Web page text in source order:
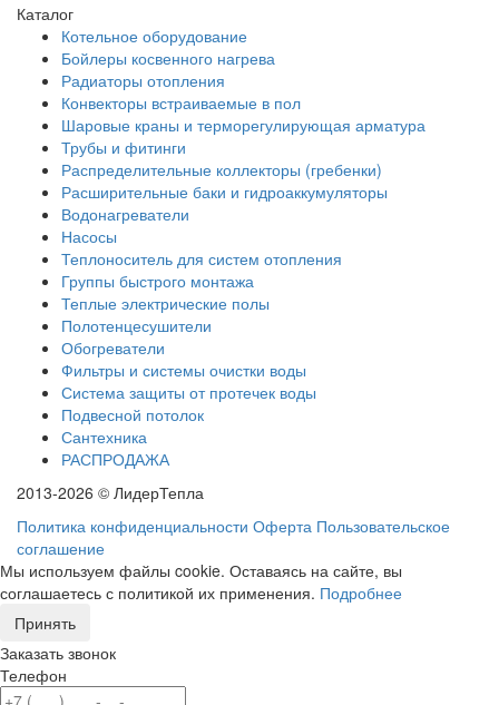
Каталог
Котельное оборудование
Бойлеры косвенного нагрева
Радиаторы отопления
Конвекторы встраиваемые в пол
Шаровые краны и терморегулирующая арматура
Трубы и фитинги
Распределительные коллекторы (гребенки)
Расширительные баки и гидроаккумуляторы
Водонагреватели
Насосы
Теплоноситель для систем отопления
Группы быстрого монтажа
Теплые электрические полы
Полотенцесушители
Обогреватели
Фильтры и системы очистки воды
Система защиты от протечек воды
Подвесной потолок
Сантехника
РАСПРОДАЖА
2013-2026 © ЛидерТепла
Политика конфиденциальности Оферта Пользовательское
соглашение
Мы используем файлы cookie. Оставаясь на сайте, вы
соглашаетесь с политикой их применения. Подробнее
Принять
Заказать звонок
Телефон